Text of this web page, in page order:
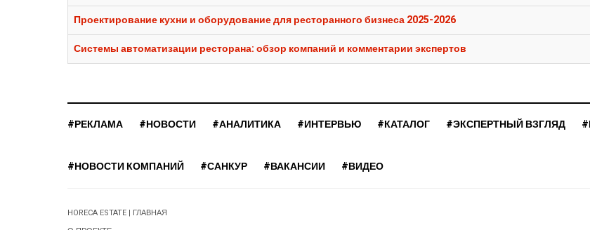
Проектирование кухни и оборудование для ресторанного бизнеса 2025-2026
Системы автоматизации ресторана: обзор компаний и комментарии экспертов
#РЕКЛАМА #НОВОСТИ #АНАЛИТИКА #ИНТЕРВЬЮ #КАТАЛОГ #ЭКСПЕРТНЫЙ ВЗГЛЯД
#НОВОСТИ КОМПАНИЙ #САНКУР #ВАКАНСИИ #ВИДЕО
HORECA ESTATE | ГЛАВНАЯ